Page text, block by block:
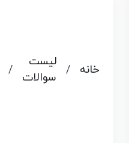
خانه /
لیست
سوالات
/